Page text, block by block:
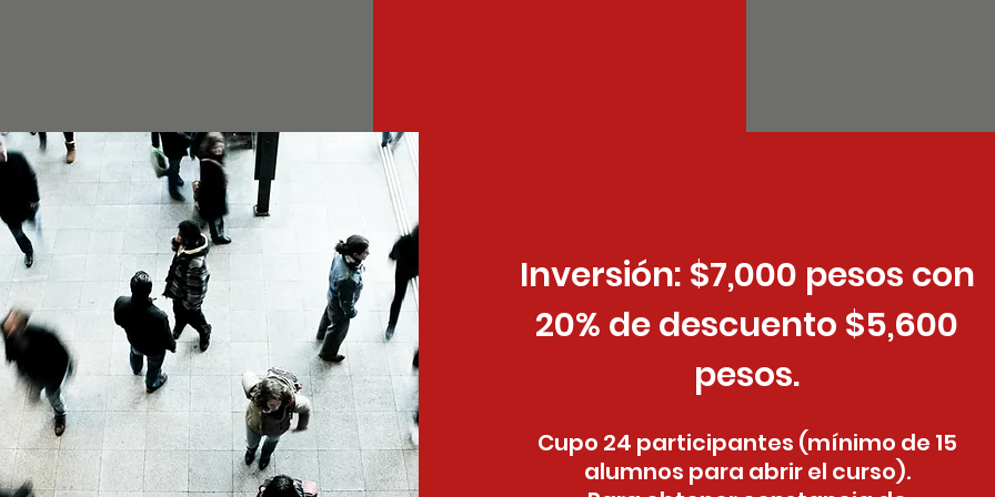
Inversión: $7,000 pesos con
20% de descuento $5,600
pesos.
Cupo 24 participantes (mínimo de 15
alumnos para abrir el curso).